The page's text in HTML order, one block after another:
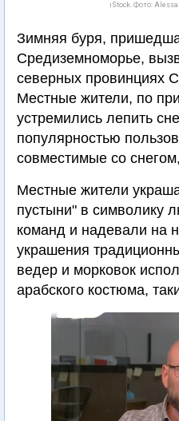
iStock. Фото:
Зимняя буря,
Средиземноморье,
северных провинциях
Местные жители, по
устремились лепить
популярностью
совместимые со
Местные жители
пустыни" в символику
команд и надевали на
украшения
ведер и морковок
арабского костюма,